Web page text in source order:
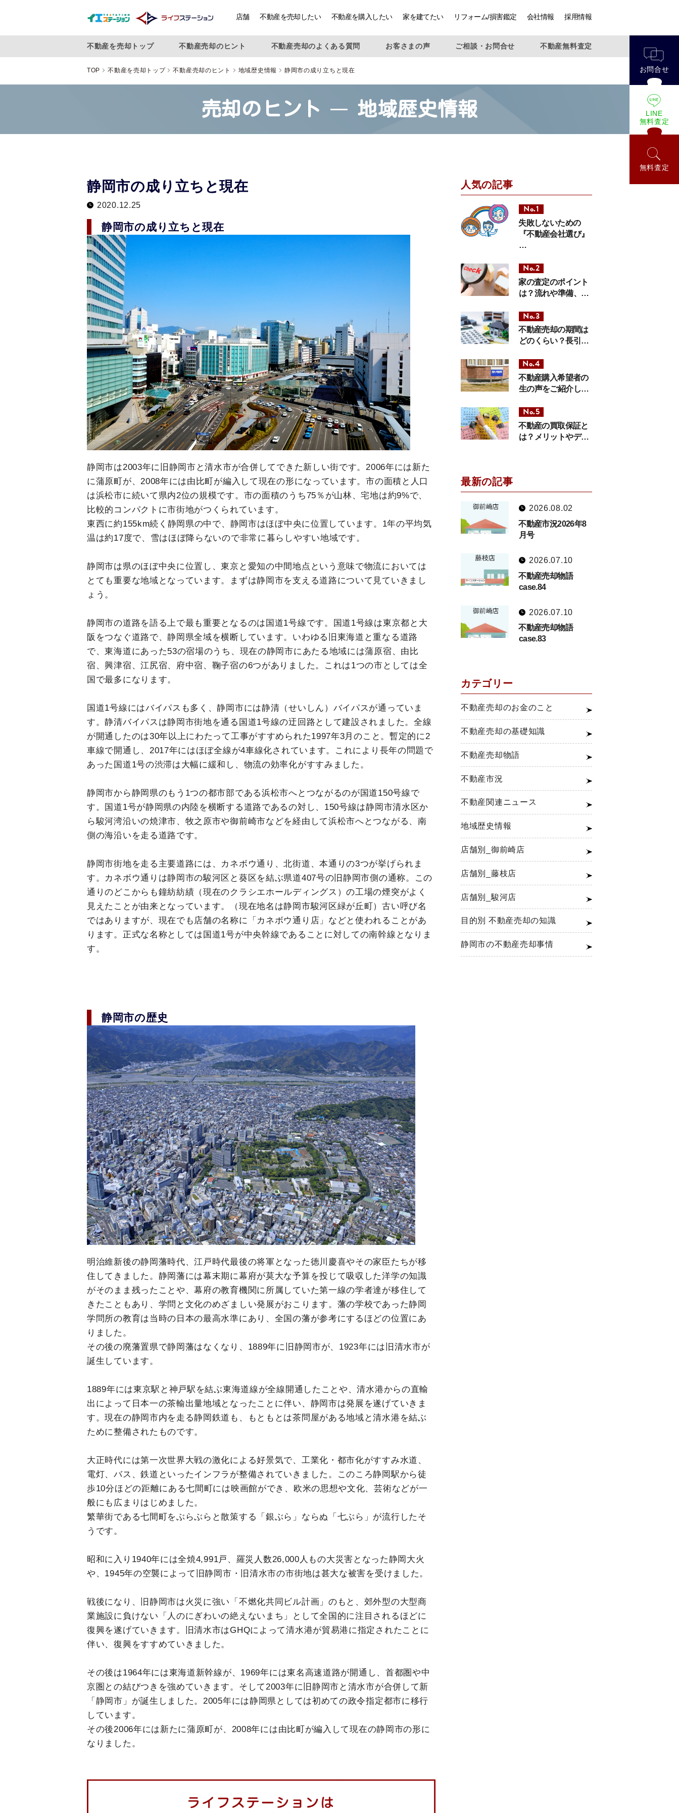
店舗 不動産を売却したい 不動産を購入したい 家を建てたい リフォーム/損害鑑定 会社情報 採用情報
お問合せ
LINE
無料査定
無料査定
不動産を売却トップ 不動産売却のヒント 不動産売却のよくある質問 お客さまの声 ご相談・お問合せ 不動産無料査定
TOP 不動産を売却トップ 不動産売却のヒント 地域歴史情報 静岡市の成り立ちと現在
売却のヒント 地域歴史情報
静岡市の成り立ちと現在
2020.12.25
静岡市の成り立ちと現在
静岡市は2003年に旧静岡市と清水市が合併してできた新しい街です。2006年には新た
に蒲原町が、2008年には由比町が編入して現在の形になっています。市の面積と人口
は浜松市に続いて県内2位の規模です。市の面積のうち75％が山林、宅地は約9%で、
比較的コンパクトに市街地がつくられています。
東西に約155km続く静岡県の中で、静岡市はほぼ中央に位置しています。1年の平均気
温は約17度で、雪はほぼ降らないので非常に暮らしやすい地域です。
静岡市は県のほぼ中央に位置し、東京と愛知の中間地点という意味で物流においては
とても重要な地域となっています。まずは静岡市を支える道路について見ていきまし
ょう。
静岡市の道路を語る上で最も重要となるのは国道1号線です。国道1号線は東京都と大
阪をつなぐ道路で、静岡県全域を横断しています。いわゆる旧東海道と重なる道路
で、東海道にあった53の宿場のうち、現在の静岡市にあたる地域には蒲原宿、由比
宿、興津宿、江尻宿、府中宿、鞠子宿の6つがありました。これは1つの市としては全
国で最多になります。
国道1号線にはバイパスも多く、静岡市には静清（せいしん）バイパスが通っていま
す。静清バイパスは静岡市街地を通る国道1号線の迂回路として建設されました。全線
が開通したのは30年以上にわたって工事がすすめられた1997年3月のこと。暫定的に2
車線で開通し、2017年にはほぼ全線が4車線化されています。これにより長年の問題で
あった国道1号の渋滞は大幅に緩和し、物流の効率化がすすみました。
静岡市から静岡県のもう1つの都市部である浜松市へとつながるのが国道150号線で
す。国道1号が静岡県の内陸を横断する道路であるの対し、150号線は静岡市清水区か
ら駿河湾沿いの焼津市、牧之原市や御前崎市などを経由して浜松市へとつながる、南
側の海沿いを走る道路です。
静岡市街地を走る主要道路には、カネボウ通り、北街道、本通りの3つが挙げられま
す。カネボウ通りは静岡市の駿河区と葵区を結ぶ県道407号の旧静岡市側の通称。この
通りのどこからも鐘紡紡績（現在のクラシエホールディングス）の工場の煙突がよく
見えたことが由来となっています。（現在地名は静岡市駿河区緑が丘町）古い呼び名
ではありますが、現在でも店舗の名称に「カネボウ通り店」などと使われることがあ
ります。正式な名称としては国道1号が中央幹線であることに対しての南幹線となりま
す。
静岡市の歴史
明治維新後の静岡藩時代、江戸時代最後の将軍となった徳川慶喜やその家臣たちが移
住してきました。静岡藩には幕末期に幕府が莫大な予算を投じて吸収した洋学の知識
がそのまま残ったことや、幕府の教育機関に所属していた第一線の学者達が移住して
きたこともあり、学問と文化のめざましい発展がおこります。藩の学校であった静岡
学問所の教育は当時の日本の最高水準にあり、全国の藩が参考にするほどの位置にあ
りました。
その後の廃藩置県で静岡藩はなくなり、1889年に旧静岡市が、1923年には旧清水市が
誕生しています。
1889年には東京駅と神戸駅を結ぶ東海道線が全線開通したことや、清水港からの直輸
出によって日本一の茶輸出量地域となったことに伴い、静岡市は発展を遂げていきま
す。現在の静岡市内を走る静岡鉄道も、もともとは茶問屋がある地域と清水港を結ぶ
ために整備されたものです。
大正時代には第一次世界大戦の激化による好景気で、工業化・都市化がすすみ水道、
電灯、バス、鉄道といったインフラが整備されていきました。このころ静岡駅から徒
歩10分ほどの距離にある七間町には映画館ができ、欧米の思想や文化、芸術などが一
般にも広まりはじめました。
繁華街である七間町をぶらぶらと散策する「銀ぶら」ならぬ「七ぶら」が流行したそ
うです。
昭和に入り1940年には全焼4,991戸、羅災人数26,000人もの大災害となった静岡大火
や、1945年の空襲によって旧静岡市・旧清水市の市街地は甚大な被害を受けました。
戦後になり、旧静岡市は火災に強い「不燃化共同ビル計画」のもと、郊外型の大型商
業施設に負けない「人のにぎわいの絶えないまち」として全国的に注目されるほどに
復興を遂げていきます。旧清水市はGHQによって清水港が貿易港に指定されたことに
伴い、復興をすすめていきました。
その後は1964年には東海道新幹線が、1969年には東名高速道路が開通し、首都圏や中
京圏との結びつきを強めていきます。そして2003年に旧静岡市と清水市が合併して新
「静岡市」が誕生しました。2005年には静岡県としては初めての政令指定都市に移行
しています。
その後2006年には新たに蒲原町が、2008年には由比町が編入して現在の静岡市の形に
なりました。
人気の記事
失敗しないための
『不動産会社選び』
…
家の査定のポイント
は？流れや準備、…
不動産売却の期間は
どのくらい？長引…
不動産購入希望者の
生の声をご紹介し…
不動産の買取保証と
は？メリットやデ…
最新の記事
2026.08.02
不動産市況2026年8
月号
2026.07.10
不動産売却物語
case.84
2026.07.10
不動産売却物語
case.83
カテゴリー
不動産売却のお金のこと
不動産売却の基礎知識
不動産売却物語
不動産市況
不動産関連ニュース
地域歴史情報
店舗別_御前崎店
店舗別_藤枝店
店舗別_駿河店
目的別 不動産売却の知識
静岡市の不動産売却事情